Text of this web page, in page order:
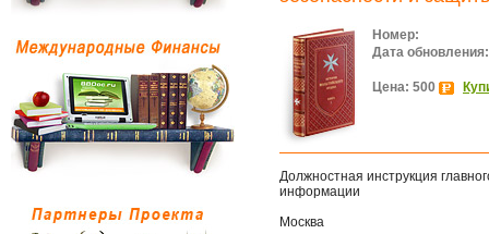
Номер:
Дата обновления:
Цена: 500
Должностная инструкция
информации
Москва